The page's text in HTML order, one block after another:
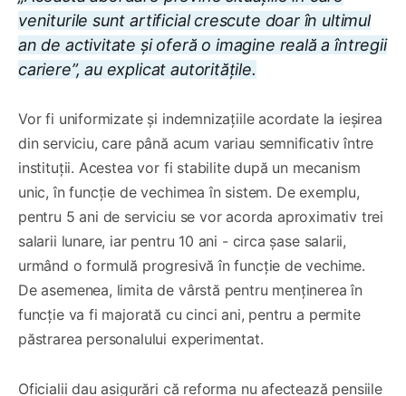
veniturile sunt artificial crescute doar în ultimul
an de activitate și oferă o imagine reală a întregii
cariere”, au explicat autoritățile.
Vor fi uniformizate și indemnizațiile acordate la ieșirea
din serviciu, care până acum variau semnificativ între
instituții. Acestea vor fi stabilite după un mecanism
unic, în funcție de vechimea în sistem. De exemplu,
pentru 5 ani de serviciu se vor acorda aproximativ trei
salarii lunare, iar pentru 10 ani - circa șase salarii,
urmând o formulă progresivă în funcție de vechime.
De asemenea, limita de vârstă pentru menținerea în
funcție va fi majorată cu cinci ani, pentru a permite
păstrarea personalului experimentat.
Oficialii dau asigurări că reforma nu afectează pensiile